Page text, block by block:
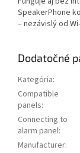
SpeakerPhone
– nezávislý od
Dodatočné
Kategória:
Compatible
panels:
Connecting to
alarm panel:
Manufacturer: